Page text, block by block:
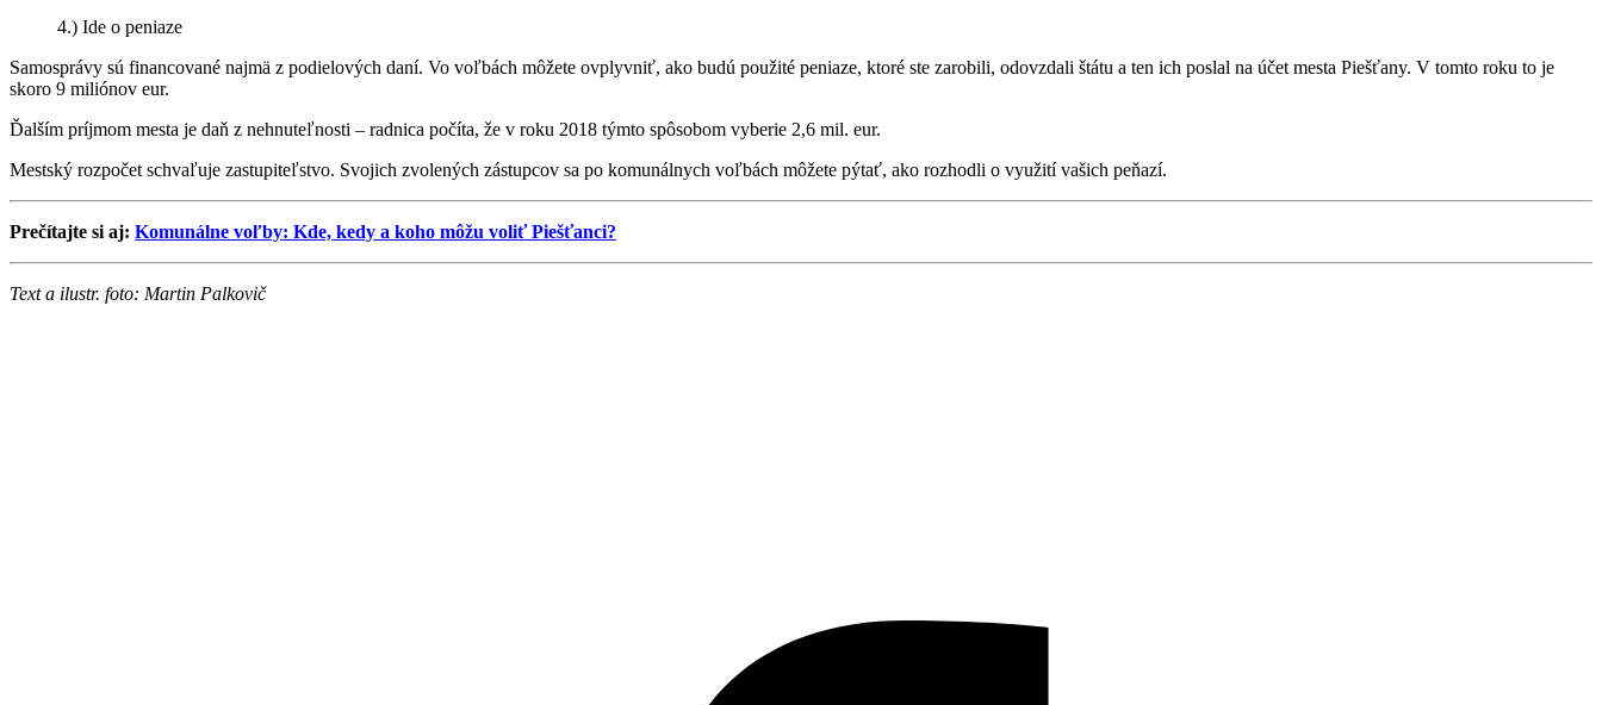
4.) Ide o peniaze
Samosprávy sú financované najmä z podielových daní. Vo voľbách môžete ovplyvniť, ako budú použité peniaze, ktoré ste zarobili, odovzdali štátu a ten ich poslal na účet mesta Piešťany. V tomto roku to je
skoro 9 miliónov eur.
Ďalším príjmom mesta je daň z nehnuteľnosti – radnica počíta, že v roku 2018 týmto spôsobom vyberie 2,6 mil. eur.
Mestský rozpočet schvaľuje zastupiteľstvo. Svojich zvolených zástupcov sa po komunálnych voľbách môžete pýtať, ako rozhodli o využití vašich peňazí.
Prečítajte si aj: Komunálne voľby: Kde, kedy a koho môžu voliť Piešťanci?
Text a ilustr. foto: Martin Palkovič